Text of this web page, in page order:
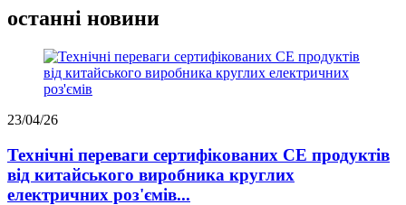
останні новини
23/04/26
Технічні переваги сертифікованих CE продуктів
від китайського виробника круглих
електричних роз'ємів...